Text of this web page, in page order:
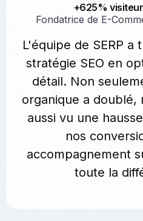
+625%
Fondatrice de E-
L'équipe de SERP a
stratégie SEO en
détail. Non
organique a doublé,
aussi vu une
nos
accompagnement
toute la